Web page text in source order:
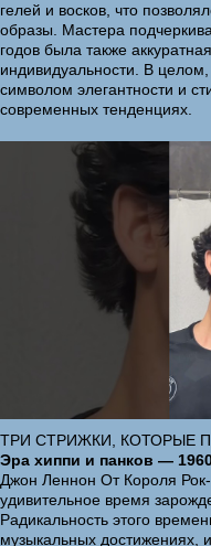
гелей и восков, что
образы. Мастера
годов была также
индивидуальности. В целом,
символом элегантности и
современных тенденциях.
ТРИ СТРИЖКИ, КОТОРЫЕ
Эра хиппи и панков —
Джон Леннон От Короля
удивительное время
Радикальность этого
музыкальных достижениях,